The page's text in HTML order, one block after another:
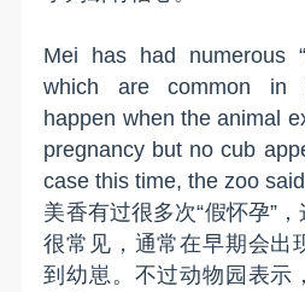
Mei has had numerous
which are common in
happen when the animal
pregnancy but no cub
case this time, the zoo
美香有过很多次“假怀孕”
很常见，通常在早期会出
到幼崽。不过动物园表示